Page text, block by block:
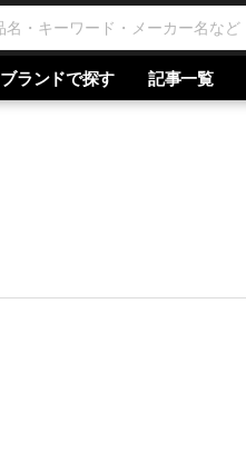
ブランドで探す 記事一覧